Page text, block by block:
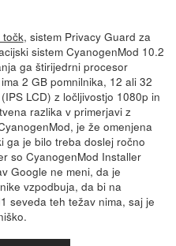
, sistem Privacy Guard za
sistem CyanogenMod 10.2
ga štirijedrni procesor
2 GB pomnilnika, 12 ali 32
LCD) z ločljivostjo 1080p in
razlika v primerjavi z
je že omenjena
ga je bilo treba doslej ročno
so CyanogenMod Installer
Google ne meni, da je
vzpodbuja, da bi na
seveda teh težav nima, saj je